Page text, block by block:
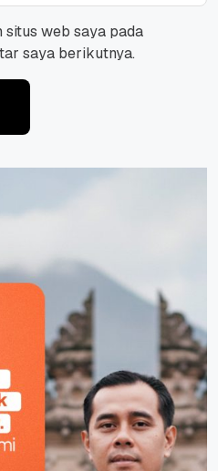
situs web saya pada
saya berikutnya.